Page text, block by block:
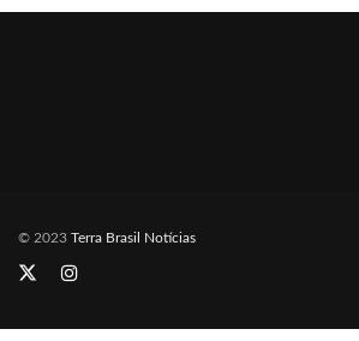
© 2023 Terra Brasil Notícias